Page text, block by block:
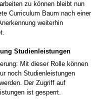
zu können bleibt nun
Curriculum Baum nach einer
weiterhin
Studienleistungen
Mit dieser Rolle können
noch Studienleistungen
Der Zugriff auf
ist gesperrt.